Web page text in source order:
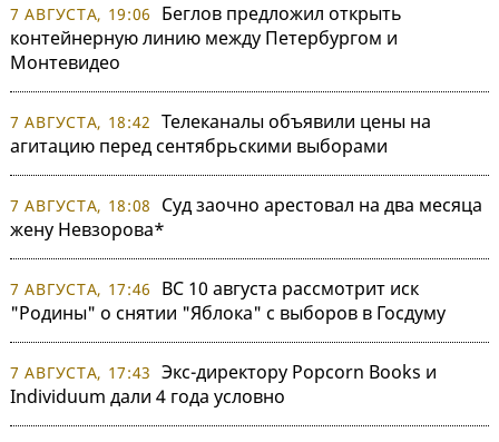
7 АВГУСТА, 19:06
Беглов предложил открыть
контейнерную линию между Петербургом и
Монтевидео
7 АВГУСТА, 18:42 Телеканалы объявили цены на
агитацию перед сентябрьскими выборами
7 АВГУСТА, 18:08
Суд заочно арестовал на два месяца
жену Невзорова*
7 АВГУСТА, 17:46
ВС 10 августа рассмотрит иск
"Родины" о снятии "Яблока" с выборов в Госдуму
7 АВГУСТА, 17:43 Экс-директору Popcorn Books и
Individuum дали 4 года условно